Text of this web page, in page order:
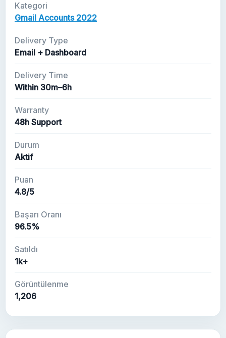
Kategori
Gmail Accounts 2022
Delivery Type
Email + Dashboard
Delivery Time
Within 30m–6h
Warranty
48h Support
Durum
Aktif
Puan
4.8/5
Başarı Oranı
96.5%
Satıldı
1k+
Görüntülenme
1,206